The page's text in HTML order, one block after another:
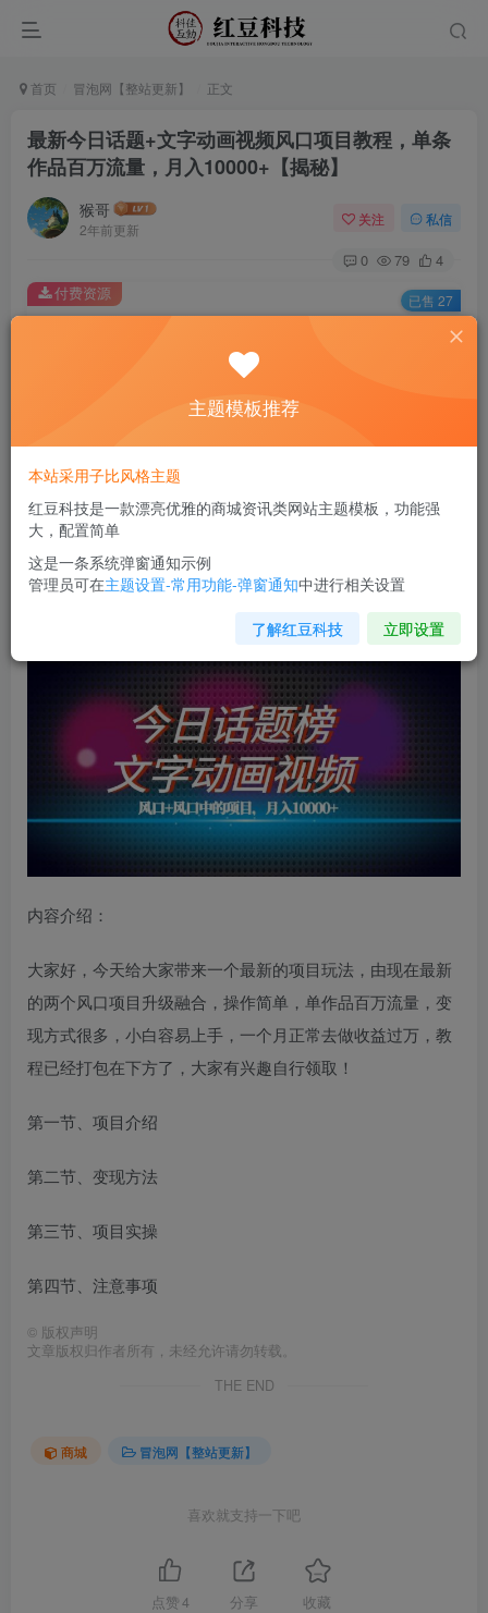
首页 冒泡网【整站更新】 正文
最新今日话题+文字动画视频风口项目教程，单条
作品百万流量，月入10000+【揭秘】
猴哥
2年前更新
关注 私信
0 79 4
此内容为付费资源，请付费后查看
￥9.9
您当前未登录！建议登陆后购买，可保存购买订单
付费资源 已售 27
最新今日话题+文字动画视频风口项目教程，单条作品百万
内容介绍：
大家好，今天给大家带来一个最新的项目玩法，由现在最新
的两个风口项目升级融合，操作简单，单作品百万流量，变
现方式很多，小白容易上手，一个月正常去做收益过万，教
程已经打包在下方了，大家有兴趣自行领取！
第一节、项目介绍
第二节、变现方法
第三节、项目实操
第四节、注意事项
© 版权声明
文章版权归作者所有，未经允许请勿转载。
THE END
商城 冒泡网【整站更新】
喜欢就支持一下吧
点赞 4 分享 收藏
主题模板推荐
本站采用子比风格主题
红豆科技是一款漂亮优雅的商城资讯类网站主题模板，功能强
大，配置简单
这是一条系统弹窗通知示例
管理员可在主题设置-常用功能-弹窗通知中进行相关设置
了解红豆科技 立即设置